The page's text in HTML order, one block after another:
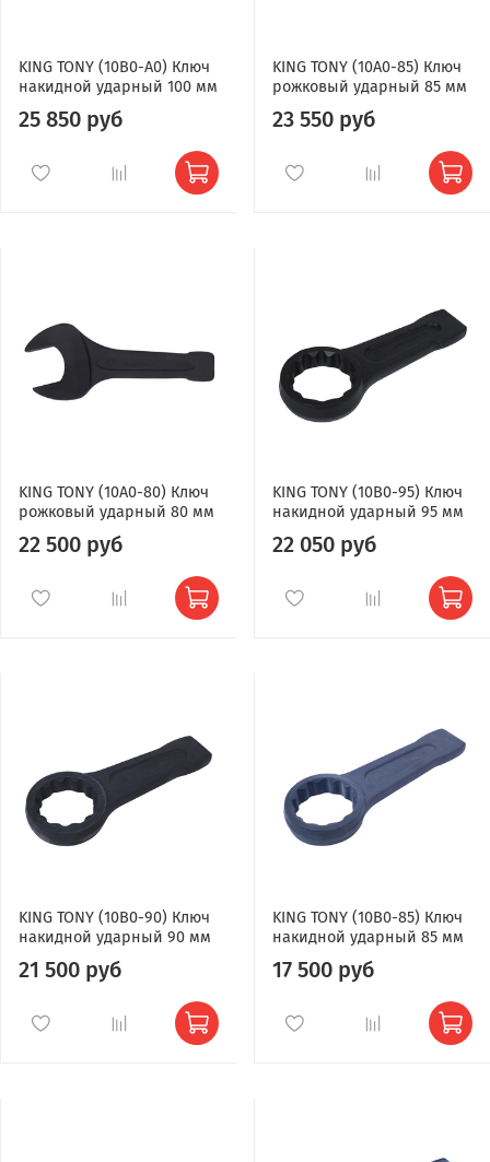
KING TONY (10B0-A0) Ключ
накидной ударный 100 мм
25 850 руб
KING TONY (10A0-85) Ключ
рожковый ударный 85 мм
23 550 руб
KING TONY (10A0-80) Ключ
рожковый ударный 80 мм
22 500 руб
KING TONY (10B0-95) Ключ
накидной ударный 95 мм
22 050 руб
KING TONY (10B0-90) Ключ
накидной ударный 90 мм
21 500 руб
KING TONY (10B0-85) Ключ
накидной ударный 85 мм
17 500 руб